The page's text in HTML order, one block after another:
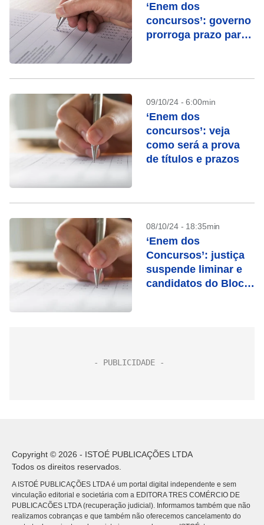
‘Enem dos
concursos’: governo
prorroga prazo para
09/10/24 - 6:00min
‘Enem dos
concursos’: veja
como será a prova
de títulos e prazos
08/10/24 - 18:35min
‘Enem dos
Concursos’: justiça
suspende liminar e
candidatos do Bloco
Copyright © 2026 - ISTOÉ PUBLICAÇÕES LTDA
Todos os direitos reservados.
A ISTOÉ PUBLICAÇÕES LTDA é um portal digital independente e sem
vinculação editorial e societária com a EDITORA TRES COMÉRCIO DE
PUBLICACÕES LTDA (recuperação judicial). Informamos também que não
realizamos cobranças e que também não oferecemos cancelamento do